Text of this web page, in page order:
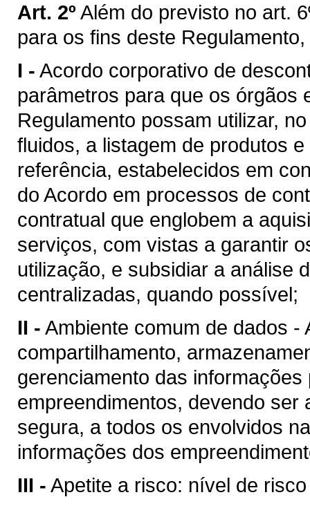
Art. 2º Além do previsto no art.
para os fins deste
I - Acordo corporativo de
parâmetros para que os órgãos
Regulamento possam utilizar,
fluidos, a listagem de produtos
referência, estabelecidos em
do Acordo em processos de
contratual que englobem a
serviços, com vistas a garantir
utilização, e subsidiar a análise
centralizadas, quando possível;
II - Ambiente comum de dados
compartilhamento,
gerenciamento das
empreendimentos, devendo
segura, a todos os envolvidos
informações dos
III - Apetite a risco: nível de